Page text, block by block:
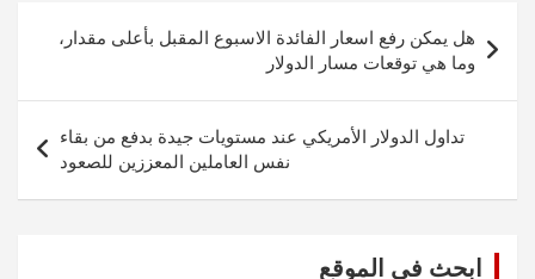
المقالات
هل يمكن رفع اسعار الفائدة الاسبوع المقبل بأعلى مقدار،
وما هي توقعات مسار الدولار
تداول الدولار الأمريكي عند مستويات جيدة بدفع من بقاء
نفس العاملين المعززين للصعود
ابحث في الموقع